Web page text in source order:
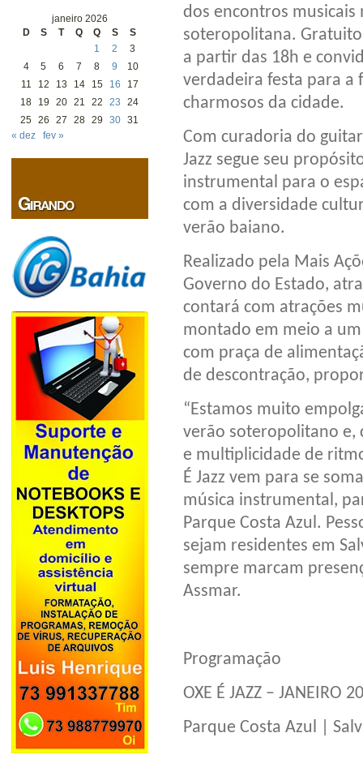
janeiro 2026
D
S T Q Q S
S
1
2
3
4
5 6 7 8 9
10
11
12 13 14 15 16
17
18
19 20 21 22 23
24
25 26 27 28 29 30 31
« dez
fev »
dos encontros musicais
soteropolitana.
a partir das 18h e
verdadeira festa para a
charmosos da cidade.
Com curadoria do
Jazz segue seu
instrumental para o
com a diversidade
verão baiano.
Realizado pela Mais
Governo do Estado,
contará com atrações
montado em meio a
com praça de
de descontração,
“Estamos muito
verão soteropolitano e,
e multiplicidade de
É Jazz vem para se
música instrumental,
Parque Costa Azul.
sejam residentes em
sempre marcam
Assmar.
Programação
OXE É JAZZ – JANEIRO
Parque Costa Azul |